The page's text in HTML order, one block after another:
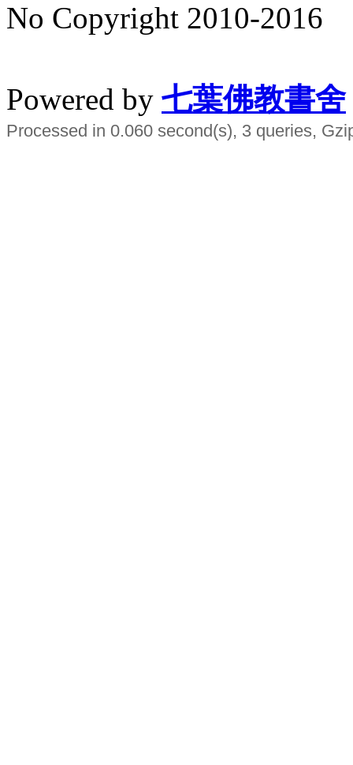
No Copyright 2010-2016
Powered by 七葉佛教書舍
Processed in 0.060 second(s), 3 queries,